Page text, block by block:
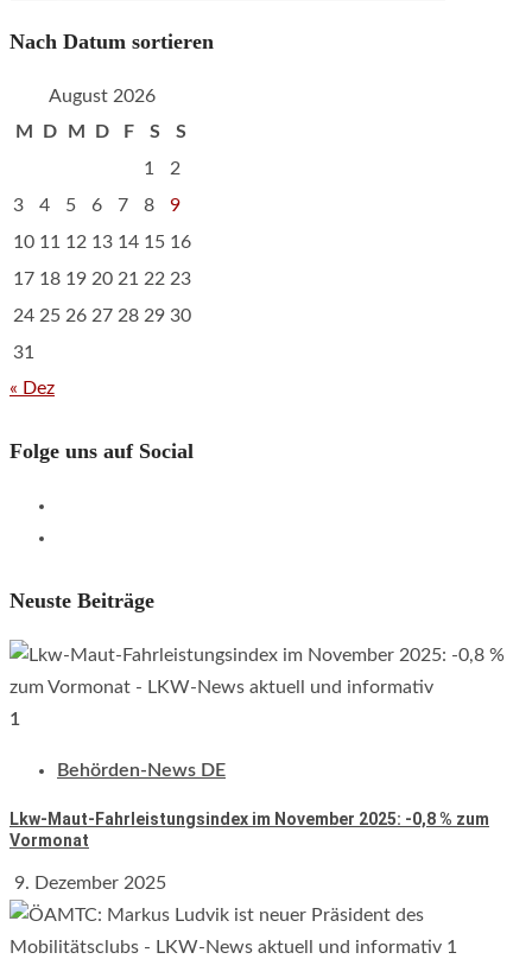
Nach Datum sortieren
August 2026
M
D M D F S
S
1
2
3
4 5 6 7 8
9
10 11 12 13 14 15 16
17 18 19 20 21 22 23
24 25 26 27 28 29 30
31
« Dez
Folge uns auf Social
Neuste Beiträge
1
Behörden-News DE
Lkw-Maut-Fahrleistungsindex im November 2025: -0,8 % zum
Vormonat
9. Dezember 2025